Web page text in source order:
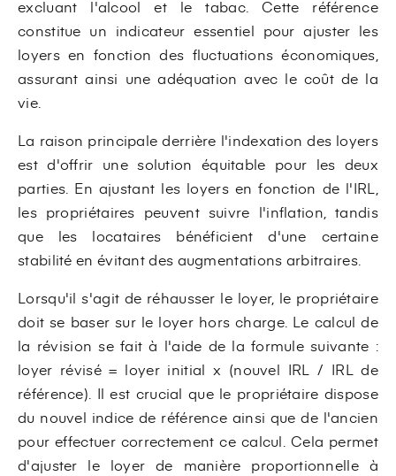
excluant l'alcool et le tabac. Cette référence
constitue un indicateur essentiel pour ajuster les
loyers en fonction des fluctuations économiques,
assurant ainsi une adéquation avec le coût de la
vie.
La raison principale derrière l'indexation des loyers
est d'offrir une solution équitable pour les deux
parties. En ajustant les loyers en fonction de l'IRL,
les propriétaires peuvent suivre l'inflation, tandis
que les locataires bénéficient d'une certaine
stabilité en évitant des augmentations arbitraires.
Lorsqu'il s'agit de réhausser le loyer, le propriétaire
doit se baser sur le loyer hors charge. Le calcul de
la révision se fait à l'aide de la formule suivante :
loyer révisé = loyer initial x (nouvel IRL / IRL de
référence). Il est crucial que le propriétaire dispose
du nouvel indice de référence ainsi que de l'ancien
pour effectuer correctement ce calcul. Cela permet
d'ajuster le loyer de manière proportionnelle à